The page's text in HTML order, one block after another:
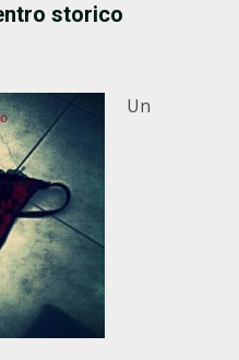
storico
Un